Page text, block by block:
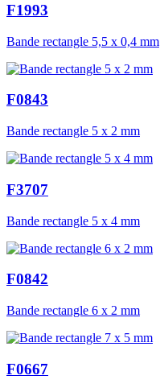
F1993
Bande rectangle 5,5 x 0,4 mm
F0843
Bande rectangle 5 x 2 mm
F3707
Bande rectangle 5 x 4 mm
F0842
Bande rectangle 6 x 2 mm
F0667